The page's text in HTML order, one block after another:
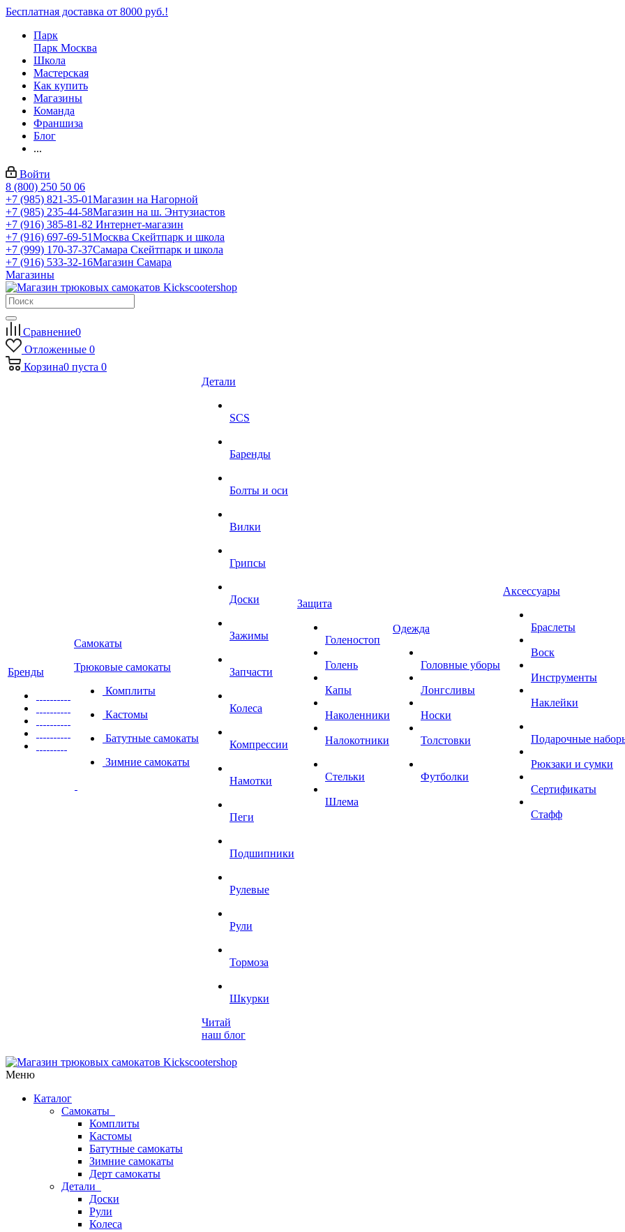
Бесплатная доставка от 8000 руб.!
Парк
Парк Москва
Школа
Мастерская
Как купить
Магазины
Команда
Франшиза
Блог
...
Войти
8 (800) 250 50 06
+7 (985) 821-35-01Магазин на Нагорной
+7 (985) 235-44-58Магазин на ш. Энтузиастов
+7 (916) 385-81-82 Интернет-магазин
+7 (916) 697-69-51Москва Скейтпарк и школа
+7 (999) 170-37-37Самара Скейтпарк и школа
+7 (916) 533-32-16Магазин Самара
Магазины
Сравнение0
Отложенные 0
Корзина0 пуста 0
Бренды
Самокаты
Трюковые самокаты
Комплиты
Кастомы
Батутные самокаты
Зимние самокаты
Детали
SCS
Баренды
Болты и оси
Вилки
Грипсы
Доски
Зажимы
Запчасти
Колеса
Компрессии
Намотки
Пеги
Подшипники
Рулевые
Рули
Тормоза
Шкурки
Читай
наш блог
Защита
Голеностоп
Голень
Капы
Наколенники
Налокотники
Стельки
Шлема
Одежда
Головные уборы
Лонгсливы
Носки
Толстовки
Футболки
Аксессуары
Браслеты
Воск
Инструменты
Наклейки
Подарочные
Рюкзаки и сумки
Сертификаты
Стафф
Меню
Каталог
Самокаты
Комплиты
Кастомы
Батутные самокаты
Зимние самокаты
Дерт самокаты
Детали
Доски
Рули
Колеса